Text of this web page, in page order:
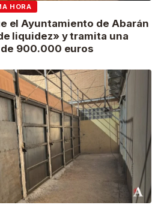
HORA
el Ayuntamiento de Abarán
liquidez» y tramita una
900.000 euros